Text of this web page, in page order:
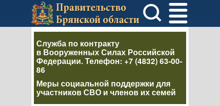
Служба по контракту
в Вооруженных Силах Российской
Федерации. Телефон: +7 (4832) 63-00-
86
Меры социальной поддержки для
участников СВО и членов их семей